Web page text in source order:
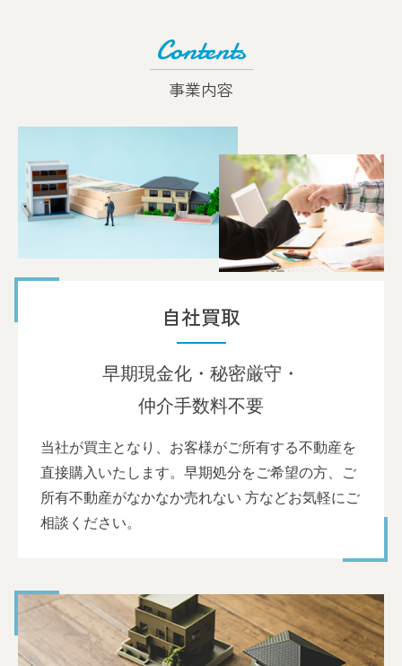
Contents
事業内容
自社買取
早期現金化・秘密厳守・
仲介手数料不要
当社が買主となり、お客様がご所有する不動産を
直接購入いたします。早期処分をご希望の方、ご
所有不動産がなかなか売れない 方などお気軽にご
相談ください。